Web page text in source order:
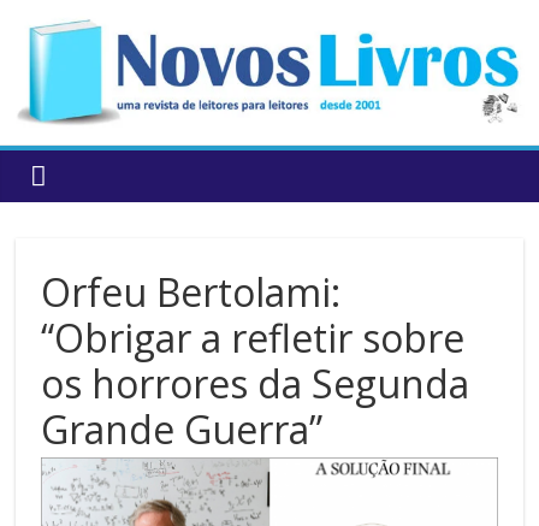
content
Orfeu Bertolami:
“Obrigar a refletir sobre
os horrores da Segunda
Grande Guerra”